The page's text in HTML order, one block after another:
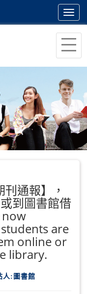
通報】，
到圖書館借
now
are
online or
library.
人:圖書館